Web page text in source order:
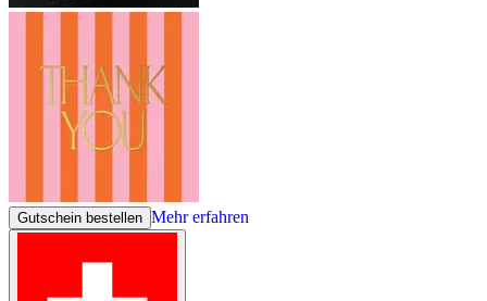
Gutschein bestellen Mehr erfahren